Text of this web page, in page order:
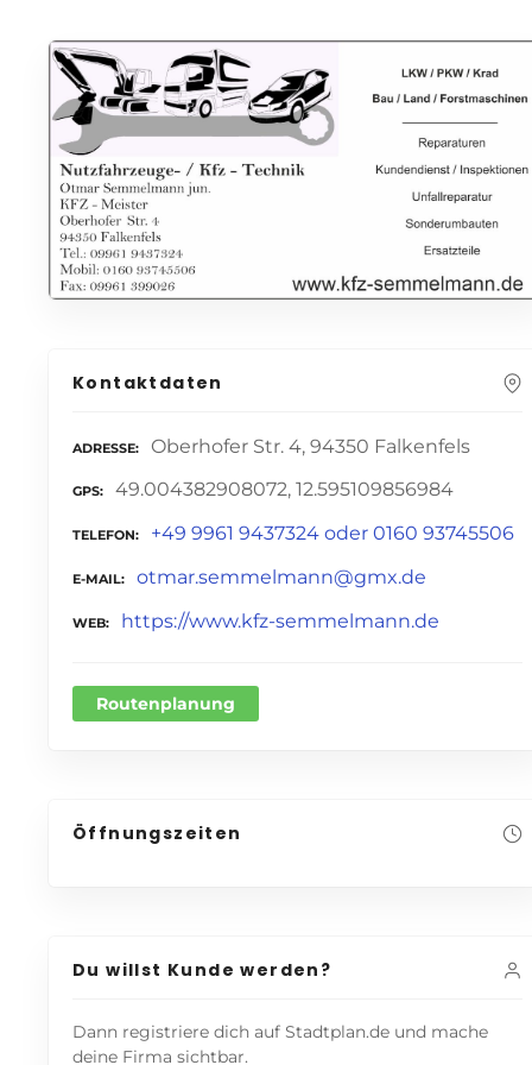
Kontaktdaten
ADRESSE Oberhofer Str. 4, 94350 Falkenfels
GPS 49.004382908072, 12.595109856984
TELEFON +49 9961 9437324 oder 0160 93745506
E-MAIL otmar.semmelmann@gmx.de
WEB https://www.kfz-semmelmann.de
Routenplanung
Öffnungszeiten
Du willst Kunde werden?
Dann registriere dich auf Stadtplan.de und mache
deine Firma sichtbar.